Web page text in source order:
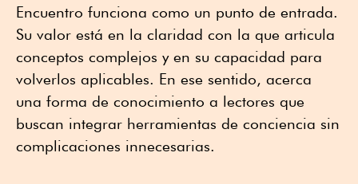
Encuentro funciona como un punto de entrada.
Su valor está en la claridad con la que articula
conceptos complejos y en su capacidad para
volverlos aplicables. En ese sentido, acerca
una forma de conocimiento a lectores que
buscan integrar herramientas de conciencia sin
complicaciones innecesarias.